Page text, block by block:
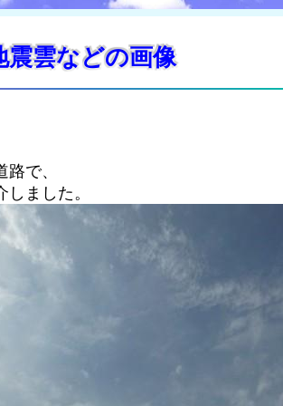
震雲などの画像
で、
ました。